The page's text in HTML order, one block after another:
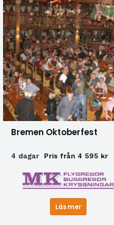
Bremen Oktoberfest
4 dagar Pris från 4 595 kr
Läs mer